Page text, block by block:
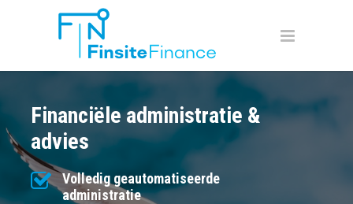
Financiële administratie &
advies
Volledig geautomatiseerde
administratie